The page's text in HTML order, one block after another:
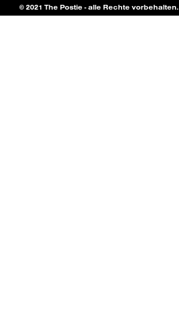
© 2021 The Postie - alle Rechte vorbehalten.